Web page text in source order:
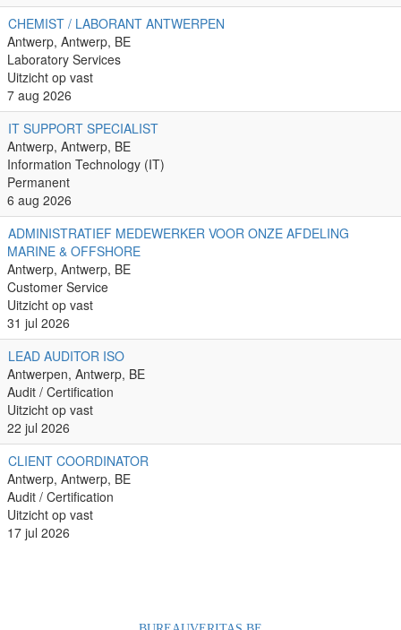
CHEMIST / LABORANT ANTWERPEN
Antwerp, Antwerp, BE
Laboratory Services
Uitzicht op vast
7 aug 2026
IT SUPPORT SPECIALIST
Antwerp, Antwerp, BE
Information Technology (IT)
Permanent
6 aug 2026
ADMINISTRATIEF MEDEWERKER VOOR ONZE AFDELING
MARINE & OFFSHORE
Antwerp, Antwerp, BE
Customer Service
Uitzicht op vast
31 jul 2026
LEAD AUDITOR ISO
Antwerpen, Antwerp, BE
Audit / Certification
Uitzicht op vast
22 jul 2026
CLIENT COORDINATOR
Antwerp, Antwerp, BE
Audit / Certification
Uitzicht op vast
17 jul 2026